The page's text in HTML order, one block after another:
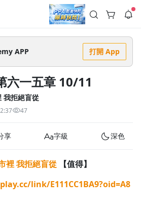
領取 上千元優惠券！
公告
．冷氣房升級｜期間快閃活動
單筆滿 NT$2,500 現折 NT$300、再贈最高
酷暑來襲．偷偷在冷氣房升級 📈⭐️ 【冷氣房
單筆滿 NT$2,500 現折 NT$300◾活動期間：
一週）-📣 酷暑季好康 \ 再加碼 /→ 點數回饋
課程 or 訂閱✅ 消費即享回饋 1% 點數✅ 滿
數🎁 此為 PPA 官方帳號 Line@ 專屬活動，加
查看全部
APP 打開 App
六一五章 10/11
我拒絕盲從
47
享 字級 深色
裡 我拒絕盲從
【值得】
link/E111CC1BA9?oid=A8
--:--
播放速度
播放清單
去逛逛
返回播放器